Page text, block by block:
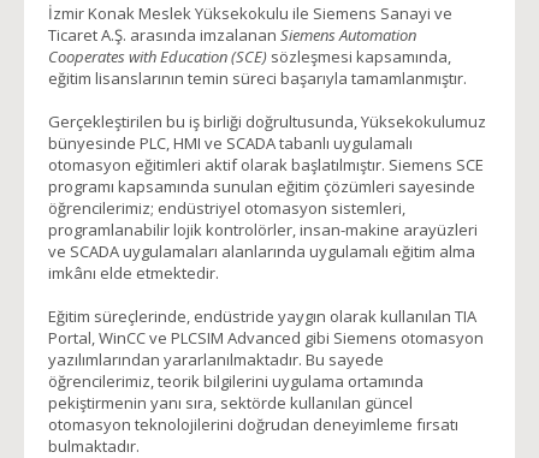
İzmir Konak Meslek Yüksekokulu ile Siemens Sanayi ve
Ticaret A.Ş. arasında imzalanan Siemens Automation
Cooperates with Education (SCE) sözleşmesi kapsamında,
eğitim lisanslarının temin süreci başarıyla tamamlanmıştır.
Gerçekleştirilen bu iş birliği doğrultusunda, Yüksekokulumuz
bünyesinde PLC, HMI ve SCADA tabanlı uygulamalı
otomasyon eğitimleri aktif olarak başlatılmıştır. Siemens SCE
programı kapsamında sunulan eğitim çözümleri sayesinde
öğrencilerimiz; endüstriyel otomasyon sistemleri,
programlanabilir lojik kontrolörler, insan-makine arayüzleri
ve SCADA uygulamaları alanlarında uygulamalı eğitim alma
imkânı elde etmektedir.
Eğitim süreçlerinde, endüstride yaygın olarak kullanılan TIA
Portal, WinCC ve PLCSIM Advanced gibi Siemens otomasyon
yazılımlarından yararlanılmaktadır. Bu sayede
öğrencilerimiz, teorik bilgilerini uygulama ortamında
pekiştirmenin yanı sıra, sektörde kullanılan güncel
otomasyon teknolojilerini doğrudan deneyimleme fırsatı
bulmaktadır.